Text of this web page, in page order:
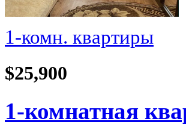
1-комн. квартиры
$25,900
1-комнатная